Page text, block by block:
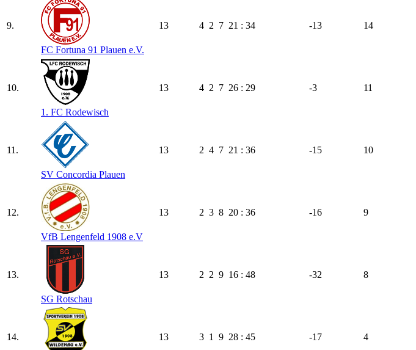
9.
FC Fortuna 91 Plauen e.V.
13 4 2 7 21 : 34 -13 14
10.
1. FC Rodewisch
13 4 2 7 26 : 29 -3 11
11.
SV Concordia Plauen
13 2 4 7 21 : 36 -15 10
12.
VfB Lengenfeld 1908 e.V
13 2 3 8 20 : 36 -16 9
13.
SG Rotschau
13 2 2 9 16 : 48 -32 8
14. 13 3 1 9 28 : 45 -17 4